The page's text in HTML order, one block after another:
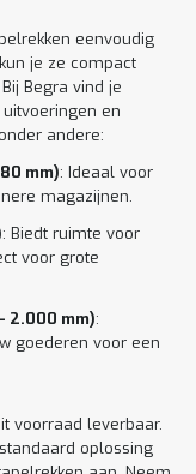
eenvoudig
je ze compact
Begra vind je
en
andere:
mm): Ideaal voor
magazijnen.
: Biedt ruimte voor
voor grote
2.000 mm):
goederen voor een
voorraad leverbaar.
oplossing